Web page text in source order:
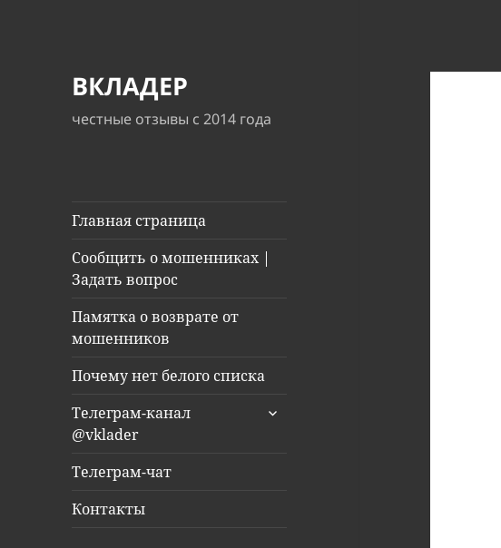
ВКЛАДЕР
честные отзывы с 2014 года
Главная страница
Сообщить о мошенниках |
Задать вопрос
Памятка о возврате от
мошенников
Почему нет белого списка
Телеграм-канал
@vklader
раскрыть
Телеграм-чат
Контакты